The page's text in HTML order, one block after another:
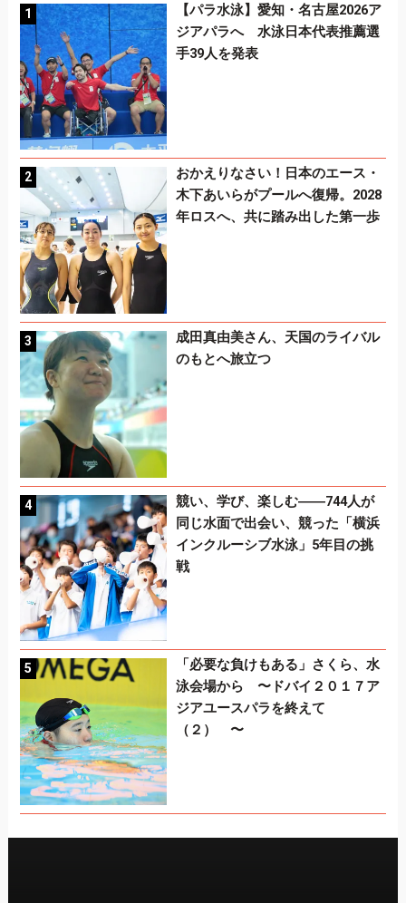
【パラ水泳】愛知・名古屋2026ア
ジアパラへ 水泳日本代表推薦選
手39人を発表
おかえりなさい！日本のエース・
木下あいらがプールへ復帰。2028
年ロスへ、共に踏み出した第一歩
成田真由美さん、天国のライバル
のもとへ旅立つ
競い、学び、楽しむ――744人が
同じ水面で出会い、競った「横浜
インクルーシブ水泳」5年目の挑
戦
「必要な負けもある」さくら、水
泳会場から 〜ドバイ２０１７ア
ジアユースパラを終えて
（２） 〜